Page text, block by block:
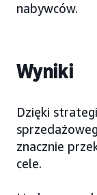
nabywców.
Wyniki
Dzięki
znacznie
cele.